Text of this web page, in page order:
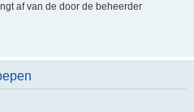
af van de door de beheerder